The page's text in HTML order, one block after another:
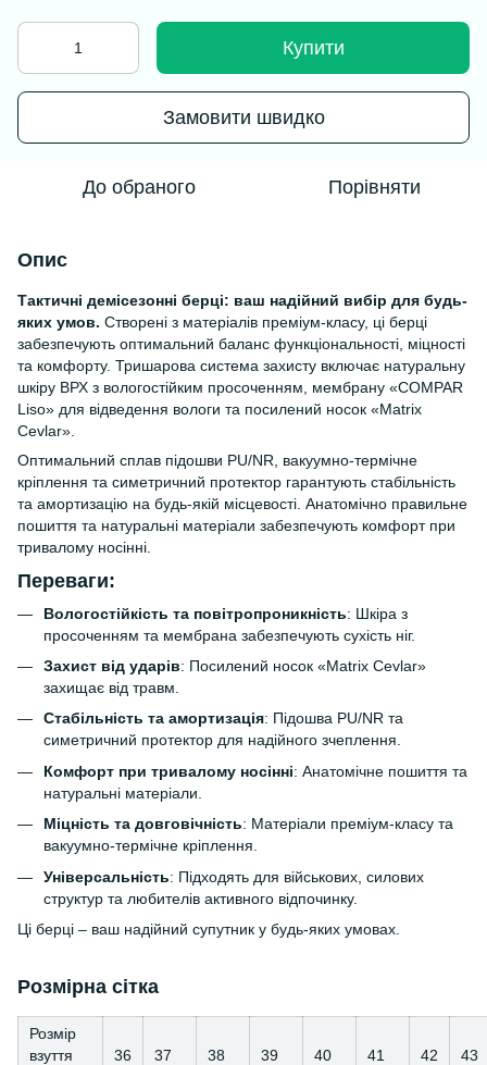
Купити
Замовити швидко
До обраного Порівняти
Опис
Тактичні демісезонні берці: ваш надійний вибір для будь-
яких умов. Створені з матеріалів преміум-класу, ці берці
забезпечують оптимальний баланс функціональності, міцності
та комфорту. Тришарова система захисту включає натуральну
шкіру ВРХ з вологостійким просоченням, мембрану «COMPAR
Liso» для відведення вологи та посилений носок «Matrix
Cevlar».
Оптимальний сплав підошви PU/NR, вакуумно-термічне
кріплення та симетричний протектор гарантують стабільність
та амортизацію на будь-якій місцевості. Анатомічно правильне
пошиття та натуральні матеріали забезпечують комфорт при
тривалому носінні.
Переваги:
Вологостійкість та повітропроникність: Шкіра з
просоченням та мембрана забезпечують сухість ніг.
Захист від ударів: Посилений носок «Matrix Cevlar»
захищає від травм.
Стабільність та амортизація: Підошва PU/NR та
симетричний протектор для надійного зчеплення.
Комфорт при тривалому носінні: Анатомічне пошиття та
натуральні матеріали.
Міцність та довговічність: Матеріали преміум-класу та
вакуумно-термічне кріплення.
Універсальність: Підходять для військових, силових
структур та любителів активного відпочинку.
Ці берці – ваш надійний супутник у будь-яких умовах.
Розмірна сітка
Розмір
взуття
36 37 38 39 40 41 42 43